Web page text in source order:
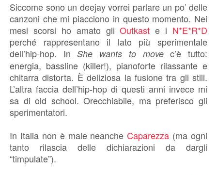
Siccome sono un deejay vorrei parlare un po’ delle
canzoni che mi piacciono in questo momento. Nei
mesi scorsi ho amato gliOutkast e i N*E*R*D
perché rappresentano il lato più sperimentale
dell’hip-hop. InShe wants to movec’è tutto:
energia, bassline (killer!), pianoforte rilassante e
chitarra distorta. È deliziosa la fusione tra gli stili.
L’altra faccia dell’hip-hop di questi anni invece mi
sa di old school. Orecchiabile, ma preferisco gli
sperimentatori.
In Italia non è male neanche Caparezza (ma ogni
tanto rilascia delle dichiarazioni da dargli
“timpulate”).